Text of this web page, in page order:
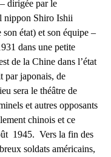
dirigée par le
nippon Shiro Ishii
état) et son équipe –
dans une petite
de la Chine dans l’état
par japonais, de
sera le théâtre de
et autres opposants
chinois et ce
1945.  Vers la fin des
soldats américains,